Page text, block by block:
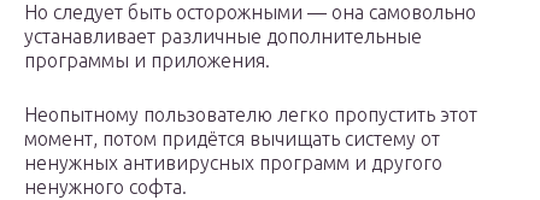
Но следует быть осторожными — она самовольно
устанавливает различные дополнительные
программы и приложения.
Неопытному пользователю легко пропустить этот
момент, потом придётся вычищать систему от
ненужных антивирусных программ и другого
ненужного софта.